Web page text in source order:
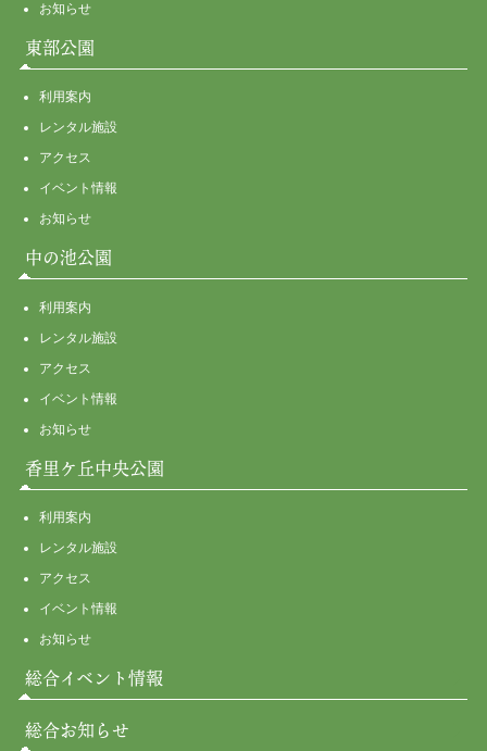
お知らせ
東部公園
利用案内
レンタル施設
アクセス
イベント情報
お知らせ
中の池公園
利用案内
レンタル施設
アクセス
イベント情報
お知らせ
香里ケ丘中央公園
利用案内
レンタル施設
アクセス
イベント情報
お知らせ
総合イベント情報
総合お知らせ